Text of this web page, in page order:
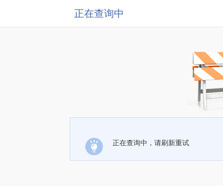
正在查询中
正在查询中，请刷新重试